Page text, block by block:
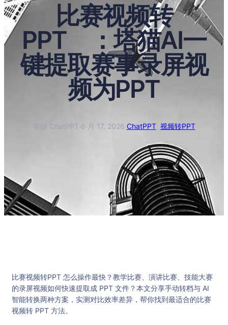
比赛视频转
PPT ：塔猫AI一
键提取赛事录屏视
频为PPT
塔猫 ChatPPT·6 月 17, 2026·ChatPPT, 视频转PPT
比赛视频转PPT 怎么操作最快？教学比赛、演讲比赛、技能大赛
的录屏视频如何快速提取成 PPT 文件？本文分享手动转档与 AI
智能转换两种方案，实测对比效率差异，帮你找到最适合的比赛
视频转 PPT 方法。